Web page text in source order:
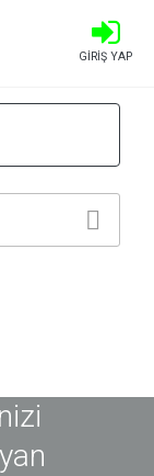
GİRİŞ YAP